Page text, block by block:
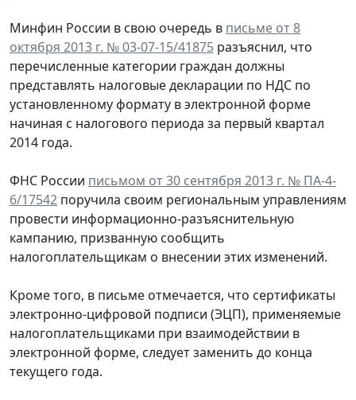
Минфин России в свою очередь в письме от 8
октября 2013 г. № 03-07-15/41875 разъяснил, что
перечисленные категории граждан должны
представлять налоговые декларации по НДС по
установленному формату в электронной форме
начиная с налогового периода за первый квартал
2014 года.
ФНС России письмом от 30 сентября 2013 г. № ПА-4-
6/17542 поручила своим региональным управлениям
провести информационно-разъяснительную
кампанию, призванную сообщить
налогоплательщикам о внесении этих изменений.
Кроме того, в письме отмечается, что сертификаты
электронно-цифровой подписи (ЭЦП), применяемые
налогоплательщиками при взаимодействии в
электронной форме, следует заменить до конца
текущего года.